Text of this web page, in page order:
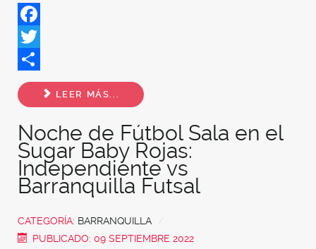
Facebook
Twitter
Share
LEER MÁS...
Noche de Fútbol Sala en el
Sugar Baby Rojas:
Independiente vs
Barranquilla Futsal
CATEGORÍA: BARRANQUILLA
PUBLICADO: 09 SEPTIEMBRE 2022